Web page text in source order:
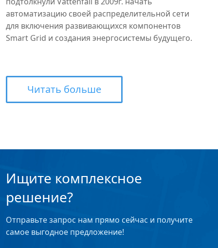
автоматизацию своей распределительной сети
для включения развивающихся компонентов
Smart Grid и создания энергосистемы будущего.
Читать больше
Ищите комплексное
решение?
Отправьте запрос нам прямо сейчас и получите
самое выгодное предложение!